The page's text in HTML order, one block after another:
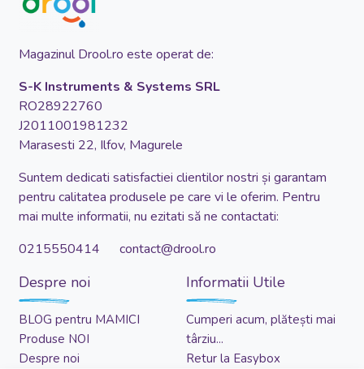
Magazinul Drool.ro este operat de:
S-K Instruments & Systems SRL
RO28922760
J2011001981232
Marasesti 22, Ilfov, Magurele
Suntem dedicati satisfactiei clientilor nostri și garantam
pentru calitatea produsele pe care vi le oferim. Pentru
mai multe informatii, nu ezitati să ne contactati:
0215550414 contact@drool.ro
Despre noi
BLOG pentru MAMICI
Produse NOI
Despre noi
Informatii Utile
Cumperi acum, plătești mai
târziu...
Retur la Easybox